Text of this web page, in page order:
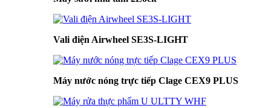
Vali điện Airwheel SE3S-LIGHT
Máy nước nóng trực tiếp Clage CEX9 PLUS